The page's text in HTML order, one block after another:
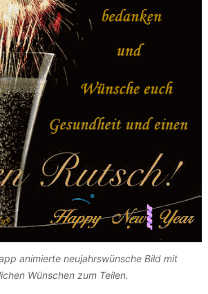
animierte neujahrswünsche Bild mit
Wünschen zum Teilen.